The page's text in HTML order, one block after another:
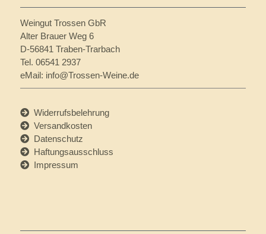
Weingut Trossen GbR
Alter Brauer Weg 6
D-56841 Traben-Trarbach
Tel. 06541 2937
eMail: info@Trossen-Weine.de
Widerrufsbelehrung
Versandkosten
Datenschutz
Haftungsausschluss
Impressum